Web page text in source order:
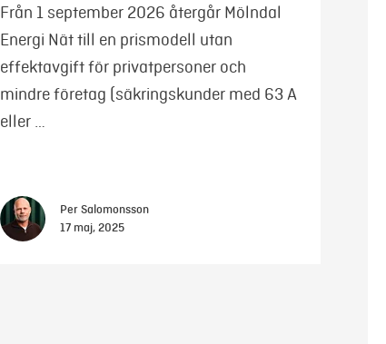
Från 1 september 2026 återgår Mölndal
Energi Nät till en prismodell utan
effektavgift för privatpersoner och
mindre företag (säkringskunder med 63 A
eller …
Per Salomonsson
17 maj, 2025